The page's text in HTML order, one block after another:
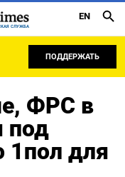
СЛУЖБА
EN
ПОДДЕРЖАТЬ
ФРС в
под
1пол для